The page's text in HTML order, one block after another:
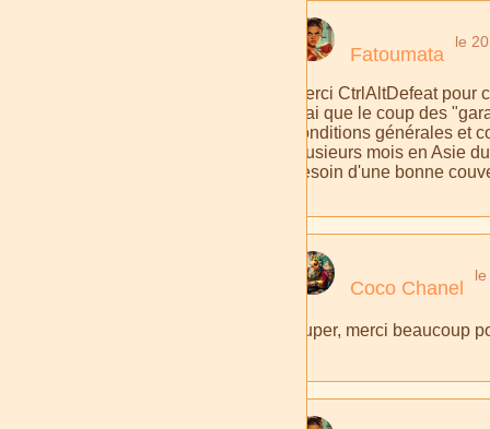
Fatoumata
le
Merci CtrlAltDefeat
vrai que le coup des
conditions générales et
plusieurs mois en Asie
besoin d'une bonne
Coco Chanel
Super, merci beaucoup